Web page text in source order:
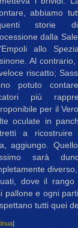
abbiamo
storie
dalla
allo
Al
riscatto;
potuto
più
per il
oculate in
a ricostruire
aggiungo.
sarà
dove il
pallone e ogni
tutti quei
]